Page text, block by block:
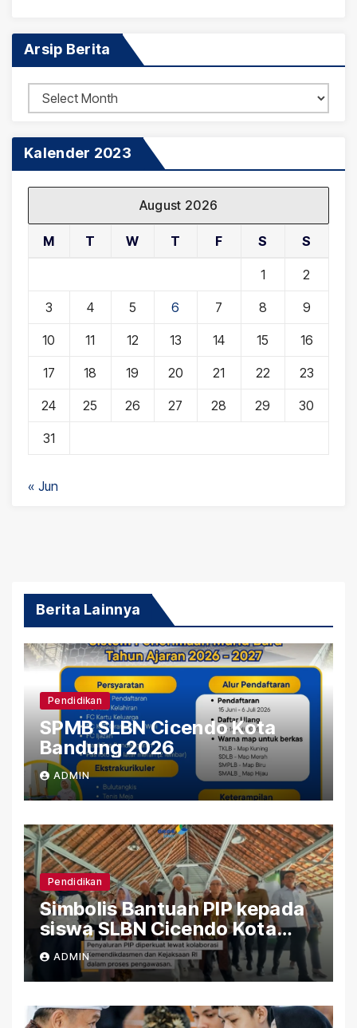
Arsip Berita
Arsip
Berita
Kalender 2023
August 2026
M T W T F S S
1 2
3 4 5 6 7 8 9
10 11 12 13 14 15 16
17 18 19 20 21 22 23
24 25 26 27 28 29 30
31
« Jun
Berita Lainnya
Pendidikan
SPMB SLBN Cicendo Kota
Bandung 2026
ADMIN
Pendidikan
Simbolis Bantuan PIP kepada
siswa SLBN Cicendo Kota
Bandung
ADMIN